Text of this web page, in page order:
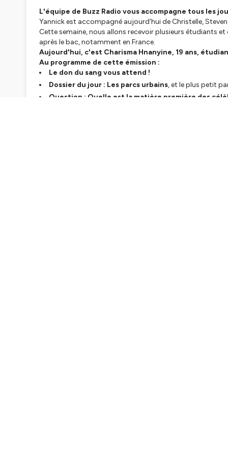
L'équipe de Buzz Radio vous accompagne tous les
Yannick est accompagné aujourd'hui de Christelle,
Cette semaine, nous allons recevoir plusieurs étudiants
après le bac, notamment en France.
Aujourd'hui, c'est Charisma Hnanyine, 19 ans,
Au programme de cette émission :
Le don du sang vous attend !
Dossier du jour : Les parcs urbains, et le plus petit
Question : Quelle est la matière première des